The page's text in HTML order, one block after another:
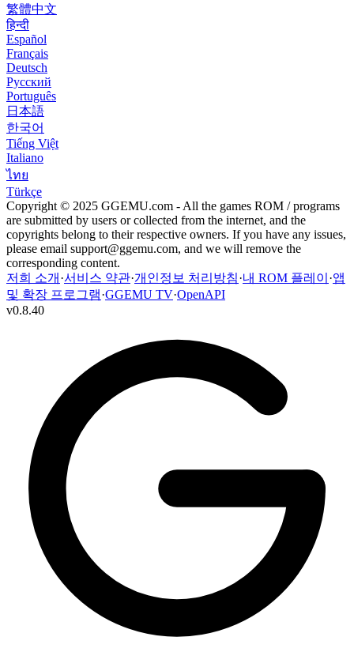
繁體中文
हिन्दी
Español
Français
Deutsch
Русский
Português
日本語
한국어
Tiếng Việt
Italiano
ไทย
Türkçe
Copyright © 2025 GGEMU.com - All the games ROM / programs
are submitted by users or collected from the internet, and the
copyrights belong to their respective owners. If you have any issues,
please email support@ggemu.com, and we will remove the
corresponding content.
저희 소개 ·서비스 약관·개인정보 처리방침·내 ROM 플레이 ·앱
및 확장 프로그램·GGEMU TV·OpenAPI
v0.8.40